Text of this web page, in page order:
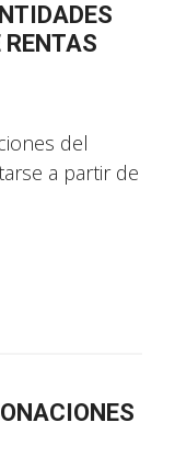
RENTAS
del
a partir de